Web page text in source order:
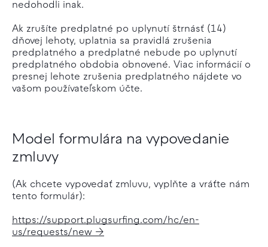
nedohodli inak.
Ak zrušíte predplatné po uplynutí štrnásť (14)
dňovej lehoty, uplatnia sa pravidlá zrušenia
predplatného a predplatné nebude po uplynutí
predplatného obdobia obnovené. Viac informácií o
presnej lehote zrušenia predplatného nájdete vo
vašom používateľskom účte.
Model formulára na vypovedanie
zmluvy
(Ak chcete vypovedať zmluvu, vyplňte a vráťte nám
tento formulár):
https://support.plugsurfing.com/hc/en-
us/requests/new